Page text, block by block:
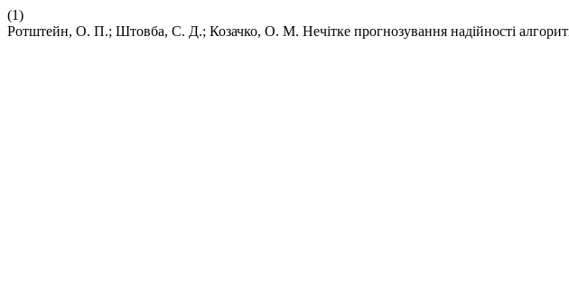
(1)
Ротштейн, О. П.; Штовба, С. Д.; Козачко, О. М. Нечітке прогнозування надійності